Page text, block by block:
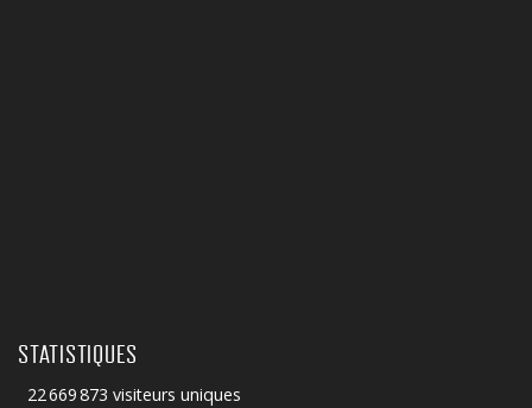
STATISTIQUES
22 669 873 visiteurs uniques